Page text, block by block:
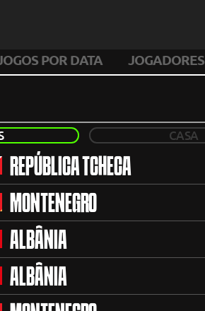
POR DATA JOGADORES
CASA
REPÚBLICA TCHECA
MONTENEGRO
ALBÂNIA
ALBÂNIA